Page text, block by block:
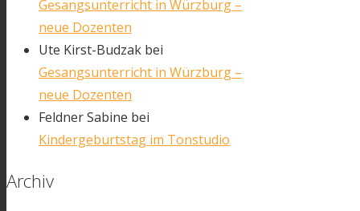
Gesangsunterricht in Würzburg –
neue Dozenten
Ute Kirst-Budzak bei
Gesangsunterricht in Würzburg –
neue Dozenten
Feldner Sabine bei
Kindergeburtstag im Tonstudio
Archiv